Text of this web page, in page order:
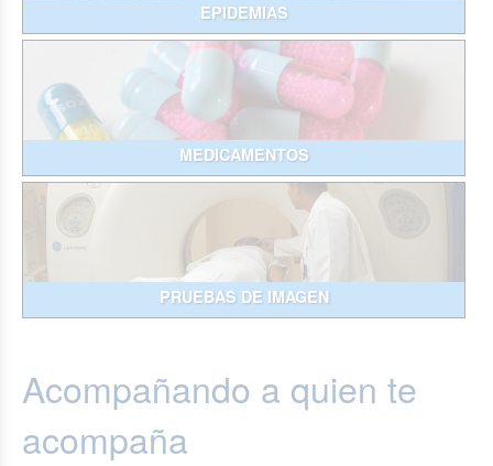
EPIDEMIAS
MEDICAMENTOS
PRUEBAS DE IMAGEN
Acompañando a quien te
acompaña